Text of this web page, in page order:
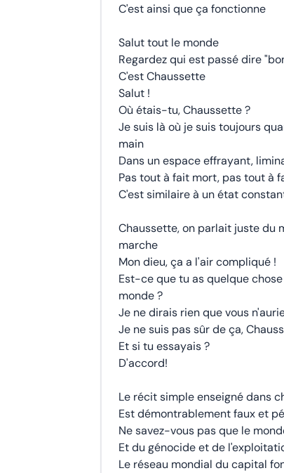
C'est ainsi que ça fonctionne
Salut tout le monde
Regardez qui est passé dire
C'est Chaussette
Salut !
Où étais-tu, Chaussette ?
Je suis là où je suis toujours
main
Dans un espace effrayant,
Pas tout à fait mort, pas tout à
C'est similaire à un état
Chaussette, on parlait juste du
marche
Mon dieu, ça a l'air compliqué !
Est-ce que tu as quelque
monde ?
Je ne dirais rien que vous
Je ne suis pas sûr de ça,
Et si tu essayais ?
D'accord!
Le récit simple enseigné dans
Est démontrablement faux et
Ne savez-vous pas que le
Et du génocide et de
Le réseau mondial du capital